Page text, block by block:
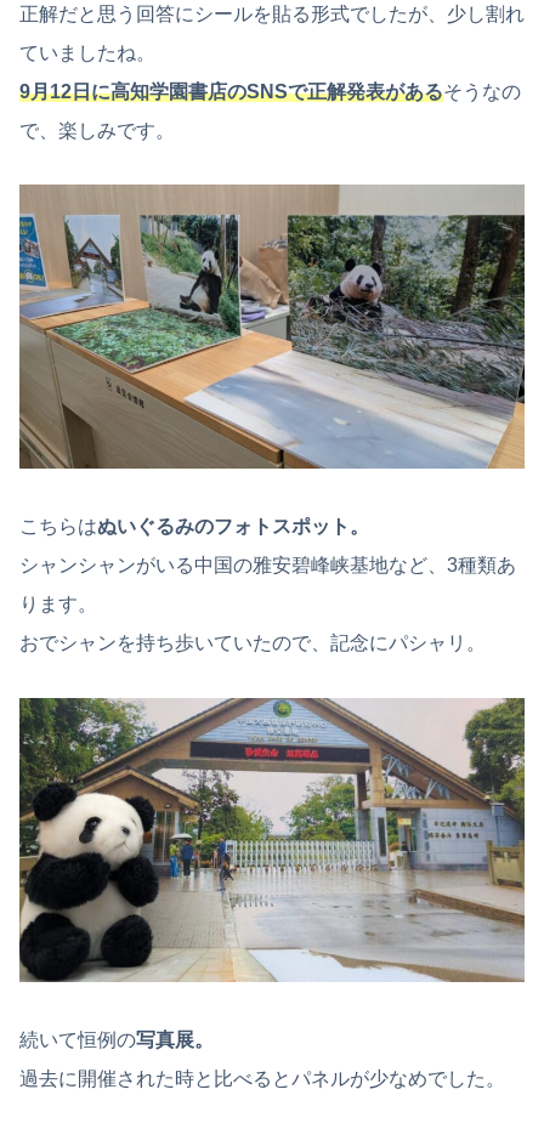
正解だと思う回答にシールを貼る形式でしたが、少し割れ
ていましたね。
9月12日に高知学園書店のSNSで正解発表があるそうなの
で、楽しみです。
こちらはぬいぐるみのフォトスポット。
シャンシャンがいる中国の雅安碧峰峡基地など、3種類あ
ります。
おでシャンを持ち歩いていたので、記念にパシャリ。
続いて恒例の写真展。
過去に開催された時と比べるとパネルが少なめでした。